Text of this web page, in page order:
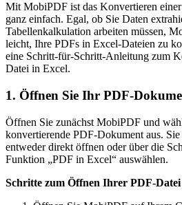
Mit MobiPDF ist das Konvertieren
ganz einfach. Egal, ob Sie Daten
Tabellenkalkulation arbeiten müssen,
leicht, Ihre PDFs in Excel-Dateien zu
eine Schritt-für-Schritt-Anleitung zum
Datei in Excel.
1. Öffnen Sie Ihr PDF-
Öffnen Sie zunächst MobiPDF und
konvertierende PDF-Dokument aus.
entweder direkt öffnen oder über die
Funktion „PDF in Excel“ auswählen.
Schritte zum Öffnen Ihrer PDF-Datei